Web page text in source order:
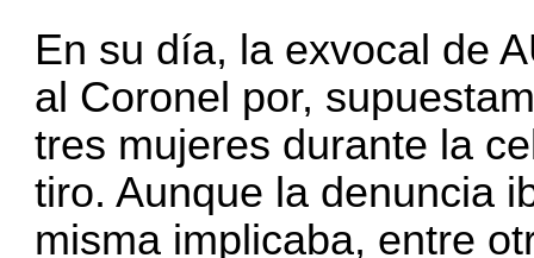
En su día, la exvocal de
al Coronel por,
tres mujeres durante la
tiro. Aunque la denuncia
misma implicaba, entre